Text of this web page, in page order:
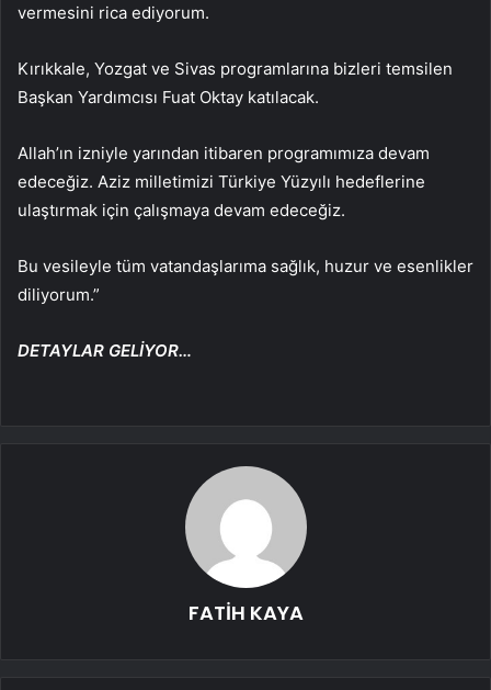
vermesini rica ediyorum.
Kırıkkale, Yozgat ve Sivas programlarına bizleri temsilen
Başkan Yardımcısı Fuat Oktay katılacak.
Allah’ın izniyle yarından itibaren programımıza devam
edeceğiz. Aziz milletimizi Türkiye Yüzyılı hedeflerine
ulaştırmak için çalışmaya devam edeceğiz.
Bu vesileyle tüm vatandaşlarıma sağlık, huzur ve esenlikler
diliyorum.”
DETAYLAR GELİYOR…
FATİH KAYA